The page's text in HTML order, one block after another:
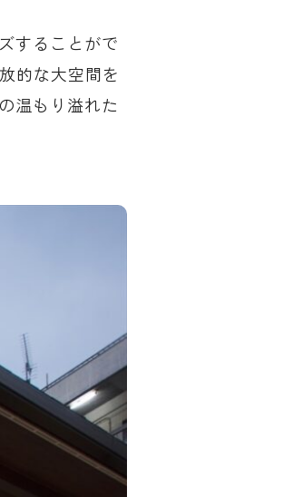
することがで
的な大空間を
温もり溢れた